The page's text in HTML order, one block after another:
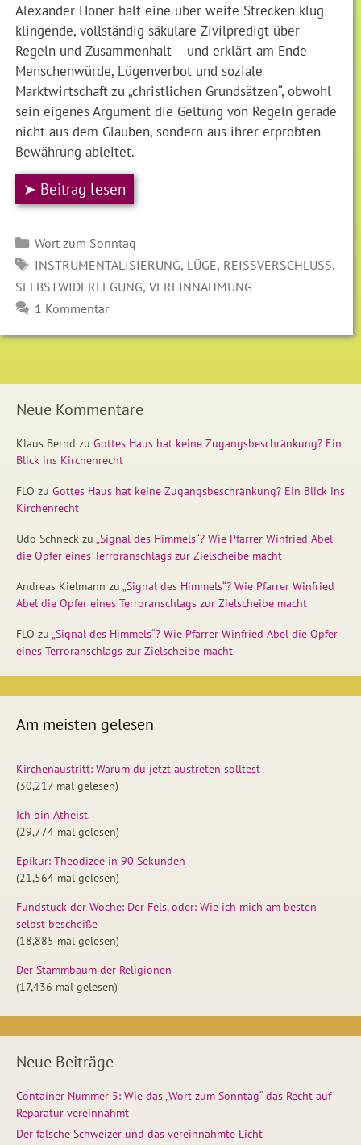
Alexander Höner hält eine über weite Strecken klug
klingende, vollständig säkulare Zivilpredigt über
Regeln und Zusammenhalt – und erklärt am Ende
Menschenwürde, Lügenverbot und soziale
Marktwirtschaft zu „christlichen Grundsätzen“, obwohl
sein eigenes Argument die Geltung von Regeln gerade
nicht aus dem Glauben, sondern aus ihrer erprobten
Bewährung ableitet.
➤ Beitrag lesen
Kategorien
Wort zum Sonntag
SCHLAGWÖRTER
INSTRUMENTALISIERUNG, LÜGE, REISSVERSCHLUSS ,
SELBSTWIDERLEGUNG,VEREINNAHMUNG
1 Kommentar
Neue Kommentare
Klaus Bernd zu Gottes Haus hat keine Zugangsbeschränkung? Ein
Blick ins Kirchenrecht
FLO zu Gottes Haus hat keine Zugangsbeschränkung? Ein Blick ins
Kirchenrecht
Udo Schneck zu „Signal des Himmels“? Wie Pfarrer Winfried Abel
die Opfer eines Terroranschlags zur Zielscheibe macht
Andreas Kielmann zu „Signal des Himmels“? Wie Pfarrer Winfried
Abel die Opfer eines Terroranschlags zur Zielscheibe macht
FLO zu „Signal des Himmels“? Wie Pfarrer Winfried Abel die Opfer
eines Terroranschlags zur Zielscheibe macht
Am meisten gelesen
Kirchenaustritt: Warum du jetzt austreten solltest
(30,217 mal gelesen)
Ich bin Atheist.
(29,774 mal gelesen)
Epikur: Theodizee in 90 Sekunden
(21,564 mal gelesen)
Fundstück der Woche: Der Fels, oder: Wie ich mich am besten
selbst bescheiße
(18,885 mal gelesen)
Der Stammbaum der Religionen
(17,436 mal gelesen)
Neue Beiträge
Container Nummer 5: Wie das „Wort zum Sonntag“ das Recht auf
Reparatur vereinnahmt
Der falsche Schweizer und das vereinnahmte Licht